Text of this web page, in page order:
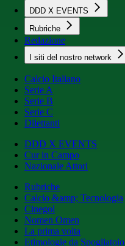
DDD X EVENTS
Rubriche
Redazione
I siti del nostro network
Calcio Italiano
Serie A
Serie B
Serie C
Dilettanti
DDD X EVENTS
Cur in Campo
Nazionale Attori
Rubriche
Calcio &amp; Tecnologia
Cinegol
Nomen Omen
La prima volta
Etimologie da Spogliatoio